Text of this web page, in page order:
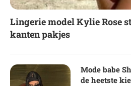
Lingerie model Kylie Rose
kanten pakjes
Mode babe
de heetste